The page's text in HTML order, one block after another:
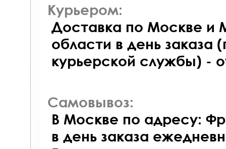
Курьером:
Доставка по Москве и
области в день заказа
курьерской службы) -
Самовывоз:
В Москве по адресу:
в день заказа